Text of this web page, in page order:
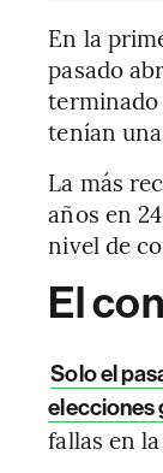
En la
pasado
terminado
tenían
La más
años en
nivel de
El
Solo el
elecciones
fallas en